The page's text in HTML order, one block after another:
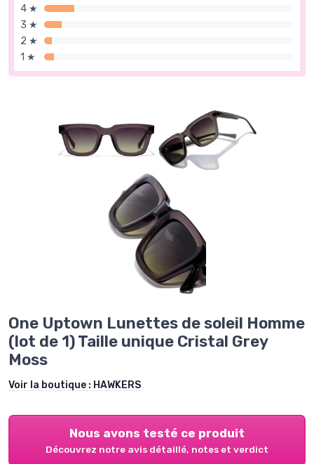
4 ★
3 ★
2 ★
1 ★
One Uptown Lunettes de soleil Homme
(lot de 1) Taille unique Cristal Grey
Moss
Voir la boutique : HAWKERS
Nous avons testé ce produit
Découvrez notre avis détaillé, notes et verdict